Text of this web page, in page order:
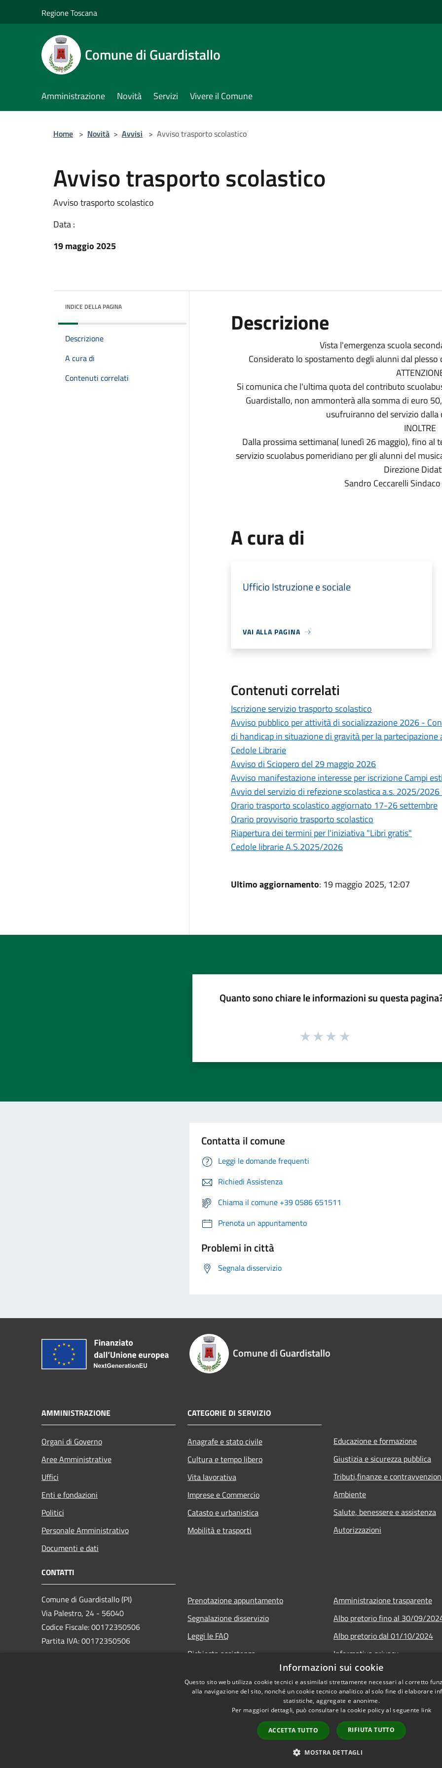
Regione Toscana
Comune di Guardistallo
Amministrazione Novità Servizi Vivere il Comune
Home > Novità > Avvisi > Avviso trasporto scolastico
Avviso trasporto scolastico
Avviso trasporto scolastico
Data :
19 maggio 2025
INDICE DELLA PAGINA
Descrizione
A cura di
Contenuti correlati
Descrizione
Vista l'emergenza scuola
Considerato lo spostamento degli alunni dal
Si comunica che l'ultima quota del contributo
Guardistallo, non ammonterà alla somma di euro
usufruiranno del servizio
INOLTRE
Dalla prossima settimana( lunedì 26 maggio), fino
servizio scuolabus pomeridiano per gli alunni del
Direzione
Sandro Ceccarelli
A cura di
Ufficio Istruzione e sociale
VAI ALLA PAGINA
Contenuti correlati
Iscrizione servizio trasporto scolastico
Avviso pubblico per attività di socializzazione 2026 -
di handicap in situazione di gravità per la
Cedole Librarie
Avviso di Sciopero del 29 maggio 2026
Avviso manifestazione interesse per iscrizione Campi
Avvio del servizio di refezione scolastica a.s. 2025/
Orario trasporto scolastico aggiornato 17-26 settembre
Orario provvisorio trasporto scolastico
Riapertura dei termini per l'iniziativa "Libri gratis"
Cedole librarie A.S.2025/2026
Ultimo aggiornamento: 19 maggio 2025, 12:07
Quanto sono chiare le informazioni su questa
Contatta il comune
Leggi le domande frequenti
Richiedi Assistenza
Chiama il comune +39 0586 651511
Prenota un appuntamento
Problemi in città
Segnala disservizio
Comune di Guardistallo
AMMINISTRAZIONE
Organi di Governo
Aree Amministrative
Uffici
Enti e fondazioni
Politici
Personale Amministrativo
Documenti e dati
CATEGORIE DI SERVIZIO
Anagrafe e stato civile
Cultura e tempo libero
Vita lavorativa
Imprese e Commercio
Catasto e urbanistica
Mobilità e trasporti
Educazione e formazione
Giustizia e sicurezza pubblica
Tributi,finanze e
Ambiente
Salute, benessere e assistenza
Autorizzazioni
CONTATTI
Comune di Guardistallo (PI)
Via Palestro, 24 - 56040
Codice Fiscale: 00172350506
Partita IVA: 00172350506
Prenotazione appuntamento
Segnalazione disservizio
Leggi le FAQ
Richiesta assistenza
Amministrazione trasparente
Albo pretorio fino al 30/09/
Albo pretorio dal 01/10/2024
Informativa privacy
Note legali
Dichiarazione di accessibilità
Copyright © 2026 • Comune di
Informazioni sui cookie
Questo sito web utilizza cookie tecnici e assimilati strettamente necessari al corretto
alla navigazione del sito, nonché un cookie tecnico analitico al solo fine di elaborare
statistiche, aggregate e anonime.
Per maggiori dettagli, può consultare la cookie policy al seguente link
ACCETTA TUTTO RIFIUTA TUTTO
MOSTRA DETTAGLI